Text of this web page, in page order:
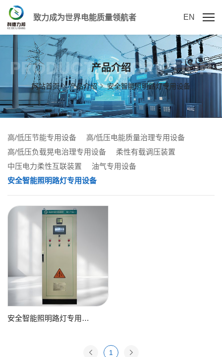
致力成为世界电能质量领航者 EN
产品介绍
PRODUCT DESCRIPTION
网站首页 产品介绍 安全智能照明路灯专用设备
高/低压节能专用设备
高/低压电能质量治理专用设备
高/低压负载晃电治理专用设备
柔性有载调压装置
中压电力柔性互联装置
油气专用设备
安全智能照明路灯专用设备
安全智能照明路灯专用设备
1